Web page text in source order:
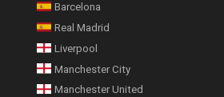
Barcelona
Real Madrid
Liverpool
Manchester City
Manchester United